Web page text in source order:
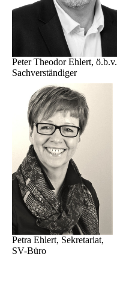
Peter Theodor Ehlert, ö.b.v.
Sachverständiger
Petra Ehlert, Sekretariat,
SV-Büro